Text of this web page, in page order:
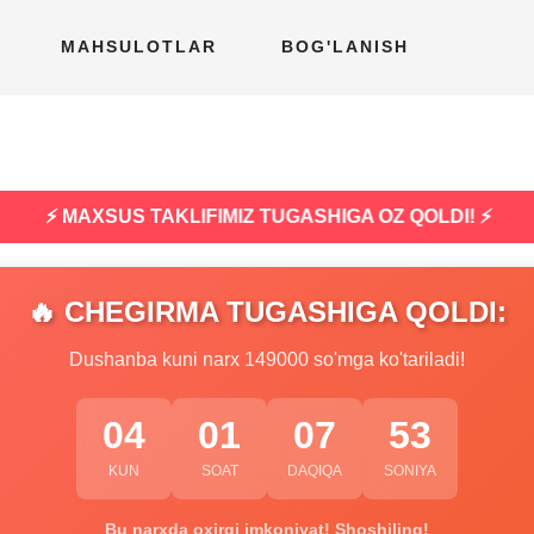
MAHSULOTLAR BOG'LANISH
⚡ MAXSUS TAKLIFIMIZ TUGASHIGA OZ QOLDI! ⚡
🔥 CHEGIRMA TUGASHIGA QOLDI:
Dushanba kuni narx 149000 so'mga ko'tariladi!
04
KUN
01
SOAT
07
DAQIQA
52
SONIYA
Bu narxda oxirgi imkoniyat! Shoshiling!